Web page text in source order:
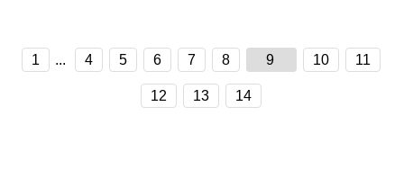
1 ... 4 5 6 7 8 9 10 11
12 13 14